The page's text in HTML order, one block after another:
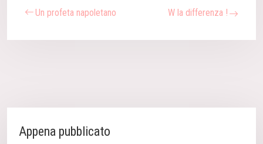
Un profeta napoletano W la differenza !
Appena pubblicato